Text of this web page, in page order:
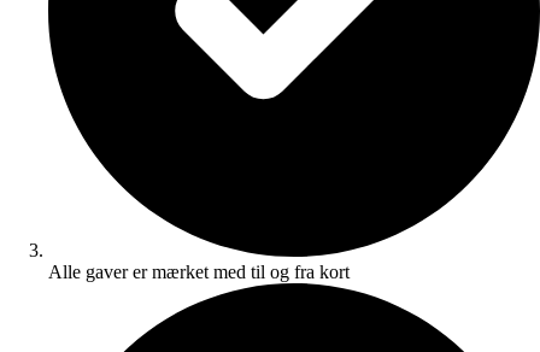
Alle gaver er mærket med til og fra kort